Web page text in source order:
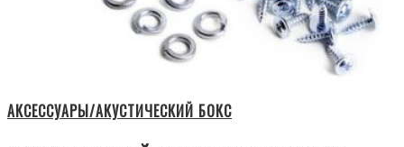
АКСЕССУАРЫ/АКУСТИЧЕСКИЙ БОКС